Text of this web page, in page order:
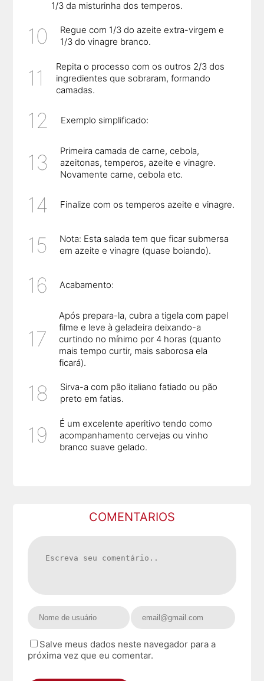
1/3 da misturinha dos temperos.
Regue com 1/3 do azeite extra-virgem e
1/3 do vinagre branco.
Repita o processo com os outros 2/3 dos
ingredientes que sobraram, formando
camadas.
Exemplo simplificado:
Primeira camada de carne, cebola,
azeitonas, temperos, azeite e vinagre.
Novamente carne, cebola etc.
Finalize com os temperos azeite e vinagre.
Nota: Esta salada tem que ficar submersa
em azeite e vinagre (quase boiando).
Acabamento:
Após prepara-la, cubra a tigela com papel
filme e leve à geladeira deixando-a
curtindo no mínimo por 4 horas (quanto
mais tempo curtir, mais saborosa ela
ficará).
Sirva-a com pão italiano fatiado ou pão
preto em fatias.
É um excelente aperitivo tendo como
acompanhamento cervejas ou vinho
branco suave gelado.
COMENTARIOS
Salve meus dados neste navegador para a
próxima vez que eu comentar.